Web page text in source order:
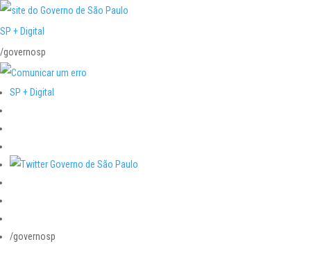
SP + Digital
/governosp
SP + Digital
/governosp